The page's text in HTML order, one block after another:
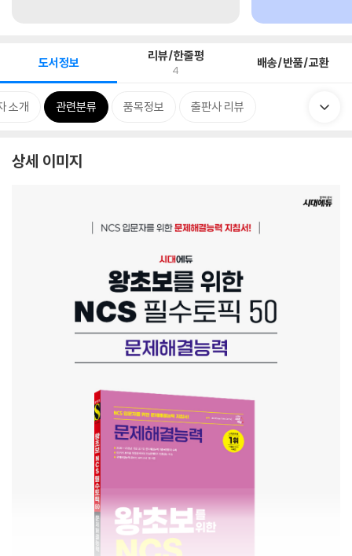
도서정보 리뷰/한줄평
4 배송/반품/교환
소개 관련분류 품목정보 출판사 리뷰
상세 이미지